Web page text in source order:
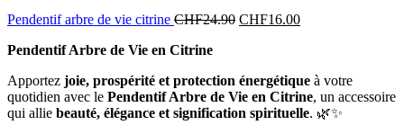
Pendentif arbre de vie citrine CHF24.90 CHF16.00
Pendentif Arbre de Vie en Citrine
Apportez joie, prospérité et protection énergétique à votre
quotidien avec le Pendentif Arbre de Vie en Citrine, un accessoire
qui allie beauté, élégance et signification spirituelle. 🌿✨